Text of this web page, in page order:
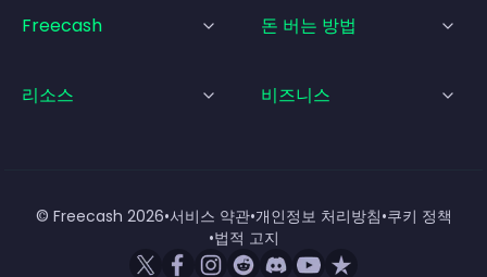
Freecash 돈 버는 방법
리소스 비즈니스
© Freecash 2026•서비스 약관•개인정보 처리방침•쿠키 정책
•법적 고지